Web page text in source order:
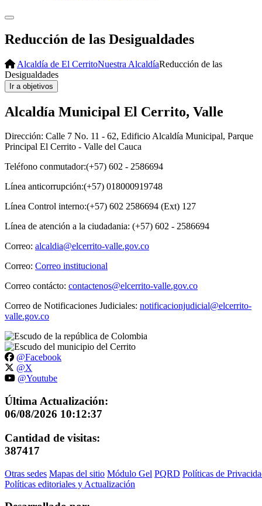
Reducción de las Desigualdades
Alcaldía de El CerritoNuestra AlcaldíaReducción de las
Desigualdades
Alcaldía Municipal El Cerrito, Valle
Dirección: Calle 7 No. 11 - 62, Edificio Alcaldía Municipal, Parque
Principal El Cerrito - Valle del Cauca
Teléfono conmutador:(+57) 602 - 2586694
Línea anticorrupción:(+57) 018000919748
Línea Control interno:(+57) 602 2586694 (Ext) 127
Línea de atención a la ciudadania: (+57) 602 - 2586694
Correo: alcaldia@elcerrito-valle.gov.co
Correo: Correo institucional
Correo contácto: contactenos@elcerrito-valle.gov.co
Correo de Notificaciones Judiciales: notificacionjudicial@elcerrito-
valle.gov.co
@Facebook
@X
@Youtube
Última Actualización:
06/08/2026 10:12:37
Cantidad de visitas:
387417
Otras sedes Mapas del sitio Módulo Gel PQRD Políticas de
Políticas editoriales y Actualización